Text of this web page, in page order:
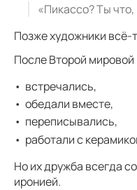
«Пикассо? Ты
Позже художники всё-
После Второй
встречались,
обедали вместе,
переписывались,
работали с
Но их дружба всегда
иронией.